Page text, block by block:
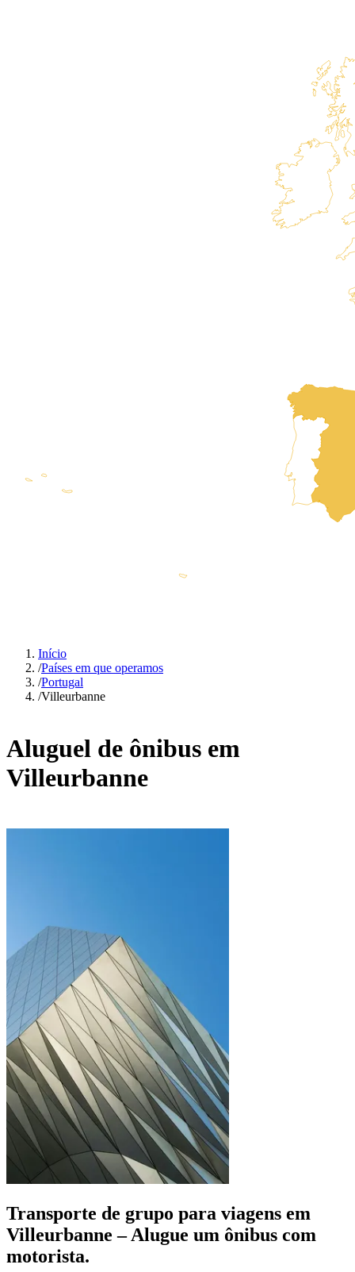
Início
/Países em que operamos
/Portugal
/Villeurbanne
Aluguel de ônibus em
Villeurbanne
Transporte de grupo para viagens em
Villeurbanne – Alugue um ônibus com
motorista.